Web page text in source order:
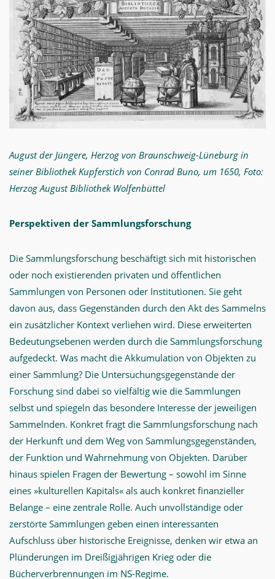
August der Jüngere, Herzog von Braunschweig-Lüneburg in
seiner Bibliothek Kupferstich von Conrad Buno, um 1650, Foto:
Herzog August Bibliothek Wolfenbüttel
Perspektiven der Sammlungsforschung
Die Sammlungsforschung beschäftigt sich mit historischen
oder noch existierenden privaten und öffentlichen
Sammlungen von Personen oder Institutionen. Sie geht
davon aus, dass Gegenständen durch den Akt des Sammelns
ein zusätzlicher Kontext verliehen wird. Diese erweiterten
Bedeutungsebenen werden durch die Sammlungsforschung
aufgedeckt. Was macht die Akkumulation von Objekten zu
einer Sammlung? Die Untersuchungsgegenstände der
Forschung sind dabei so vielfältig wie die Sammlungen
selbst und spiegeln das besondere Interesse der jeweiligen
Sammelnden. Konkret fragt die Sammlungsforschung nach
der Herkunft und dem Weg von Sammlungsgegenständen,
der Funktion und Wahrnehmung von Objekten. Darüber
hinaus spielen Fragen der Bewertung – sowohl im Sinne
eines »kulturellen Kapitals« als auch konkret finanzieller
Belange – eine zentrale Rolle. Auch unvollständige oder
zerstörte Sammlungen geben einen interessanten
Aufschluss über historische Ereignisse, denken wir etwa an
Plünderungen im Dreißigjährigen Krieg oder die
Bücherverbrennungen im NS-Regime.